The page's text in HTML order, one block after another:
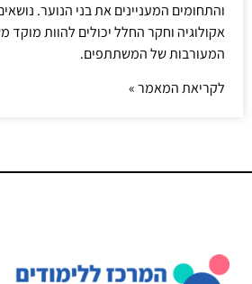
והתחומים המעניינים את בני הנוער.
אקולוגיה וחקר החלל יכולים להוות מוקד
המעורבות של המשתתפים.
לקריאת המאמר »